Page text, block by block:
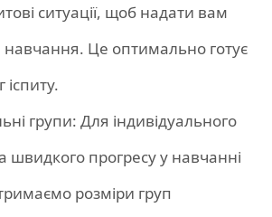
ситуації, щоб надати вам
навчання. Це оптимально готує
групи: Для індивідуального
швидкого прогресу у навчанні
розміри груп